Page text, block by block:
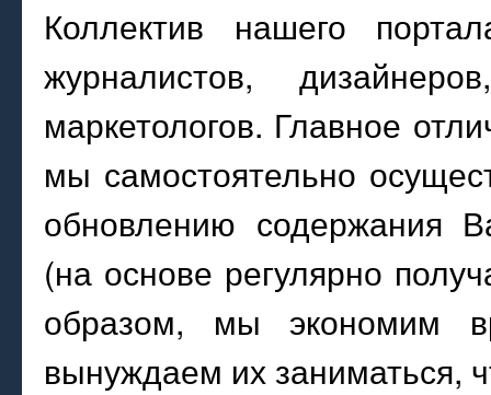
Коллектив нашего
журналистов,
маркетологов. Главное
мы самостоятельно
обновлению содержания
(на основе регулярно
образом, мы экономим
вынуждаем их заниматься,